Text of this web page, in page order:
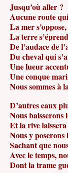
Jusqu’où aller ?
Aucune route
La mer
La terre
De l’audace de
Du cheval qui
Une lueur
Une conque
Nous sommes à
D’autres eaux
Nous baisserons
Et la rive
Nous y poserons
Sachant que
Avec le temps,
Dont la trame